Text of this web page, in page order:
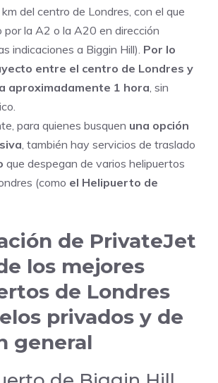
del centro de Londres, con el que
la A2 o la A20 en dirección
indicaciones a Biggin Hill). Por lo
entre el centro de Londres y
aproximadamente 1 hora , sin
para quienes busquen una opción
, también hay servicios de traslado
que despegan de varios helipuertos
(como el Helipuerto de
de PrivateJet
los mejores
de Londres
privados y de
general